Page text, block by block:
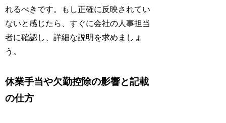
れるべきです。もし正確に反映されてい
ないと感じたら、すぐに会社の人事担当
者に確認し、詳細な説明を求めましょ
う。
休業手当や欠勤控除の影響と記載
の仕方